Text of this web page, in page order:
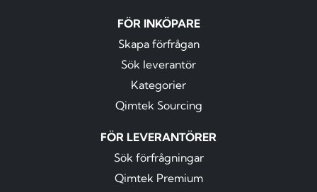
FÖR INKÖPARE
Skapa förfrågan
Sök leverantör
Kategorier
Qimtek Sourcing
FÖR LEVERANTÖRER
Sök förfrågningar
Qimtek Premium